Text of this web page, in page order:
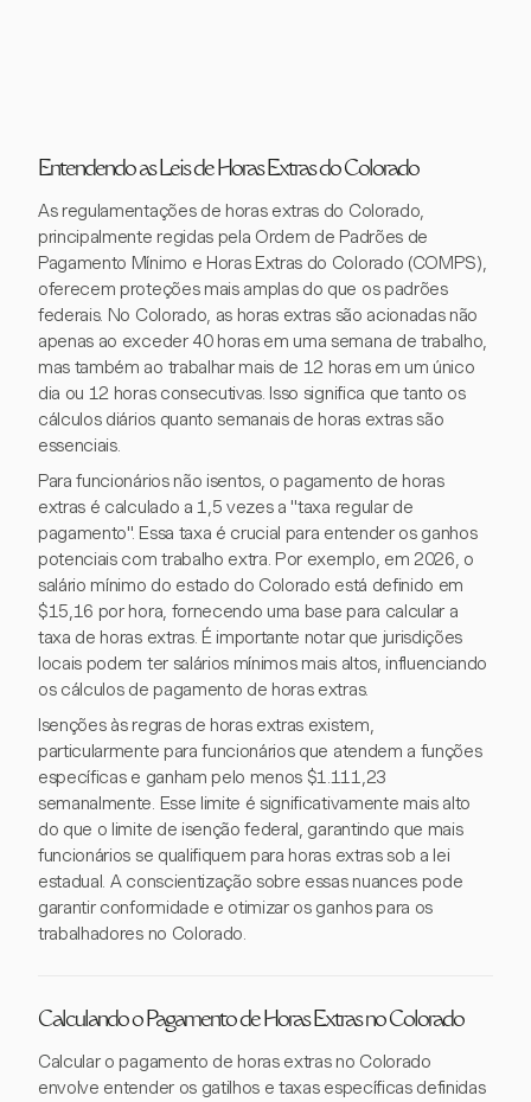
Entendendo as Leis de Horas Extras do Colorado
As regulamentações de horas extras do Colorado,
principalmente regidas pela Ordem de Padrões de
Pagamento Mínimo e Horas Extras do Colorado (COMPS),
oferecem proteções mais amplas do que os padrões
federais. No Colorado, as horas extras são acionadas não
apenas ao exceder 40 horas em uma semana de trabalho,
mas também ao trabalhar mais de 12 horas em um único
dia ou 12 horas consecutivas. Isso significa que tanto os
cálculos diários quanto semanais de horas extras são
essenciais.
Para funcionários não isentos, o pagamento de horas
extras é calculado a 1,5 vezes a "taxa regular de
pagamento". Essa taxa é crucial para entender os ganhos
potenciais com trabalho extra. Por exemplo, em 2026, o
salário mínimo do estado do Colorado está definido em
$15,16 por hora, fornecendo uma base para calcular a
taxa de horas extras. É importante notar que jurisdições
locais podem ter salários mínimos mais altos, influenciando
os cálculos de pagamento de horas extras.
Isenções às regras de horas extras existem,
particularmente para funcionários que atendem a funções
específicas e ganham pelo menos $1.111,23
semanalmente. Esse limite é significativamente mais alto
do que o limite de isenção federal, garantindo que mais
funcionários se qualifiquem para horas extras sob a lei
estadual. A conscientização sobre essas nuances pode
garantir conformidade e otimizar os ganhos para os
trabalhadores no Colorado.
Calculando o Pagamento de Horas Extras no Colorado
Calcular o pagamento de horas extras no Colorado
envolve entender os gatilhos e taxas específicas definidas